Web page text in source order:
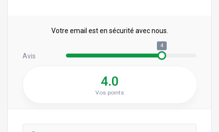
Votre email est en sécurité avec nous.
Avis
4
4.0
Vos points